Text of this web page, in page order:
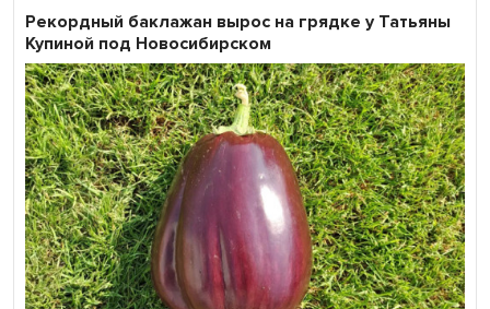
Рекордный баклажан вырос на грядке у Татьяны
Купиной под Новосибирском